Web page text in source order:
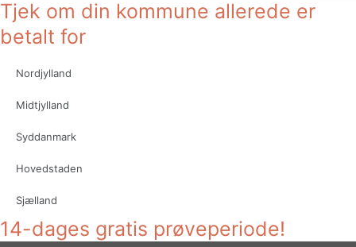
Tjek om din kommune allerede er
betalt for
Nordjylland
Midtjylland
Syddanmark
Hovedstaden
Sjælland
14-dages gratis prøveperiode!